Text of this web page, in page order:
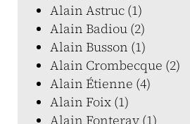
Alain Astruc (1)
Alain Badiou (2)
Alain Busson (1)
Alain Crombecque (2)
Alain Étienne (4)
Alain Foix (1)
Alain Fonteray (1)